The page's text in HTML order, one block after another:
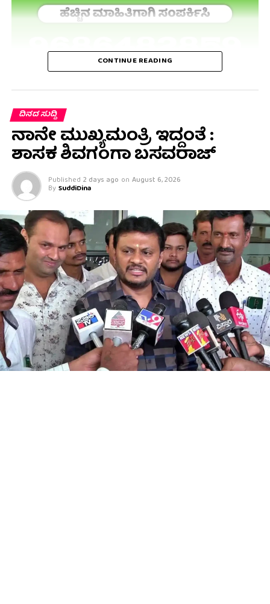
CONTINUE READING
ದಿನದ ಸುದ್ದಿ
ನಾನೇ ಮುಖ್ಯಮಂತ್ರಿ ಇದ್ದಂತೆ :
ಶಾಸಕ ಶಿವಗಂಗಾ ಬಸವರಾಜ್
Published 2 days ago on August 6, 2026
By SuddiDina